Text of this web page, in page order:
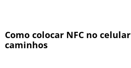
Como colocar NFC no
caminhos